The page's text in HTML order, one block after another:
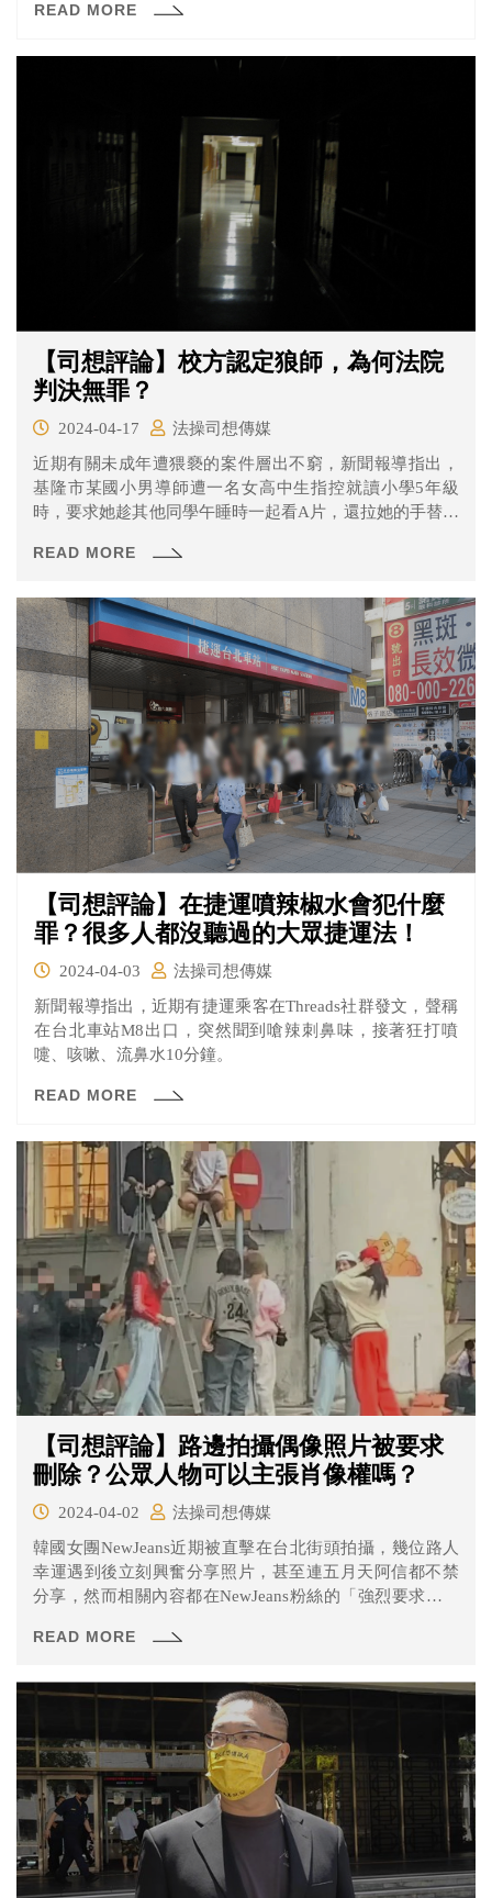
裸露內容。持片事件曝光後，黃子佼再度受各界撻伐，最
READ MORE
【司想評論】校方認定狼師，為何法院
判決無罪？
2024-04-17
法操司想傳媒
近期有關未成年遭猥褻的案件層出不窮，新聞報導指出，
基隆市某國小男導師遭一名女高中生指控就讀小學5年級
時，要求她趁其他同學午睡時一起看A片，還拉她的手替他
READ MORE
【司想評論】在捷運噴辣椒水會犯什麼
罪？很多人都沒聽過的大眾捷運法！
2024-04-03
法操司想傳媒
新聞報導指出，近期有捷運乘客在Threads社群發文，聲稱
在台北車站M8出口，突然聞到嗆辣刺鼻味，接著狂打噴
嚏、咳嗽、流鼻水10分鐘。
READ MORE
【司想評論】路邊拍攝偶像照片被要求
刪除？公眾人物可以主張肖像權嗎？
2024-04-02
法操司想傳媒
韓國女團NewJeans近期被直擊在台北街頭拍攝，幾位路人
幸運遇到後立刻興奮分享照片，甚至連五月天阿信都不禁
分享，然而相關內容都在NewJeans粉絲的「強烈要求」之
至被工作人員檢查手機，都讓網友質疑：「這是黑道圍事
READ MORE